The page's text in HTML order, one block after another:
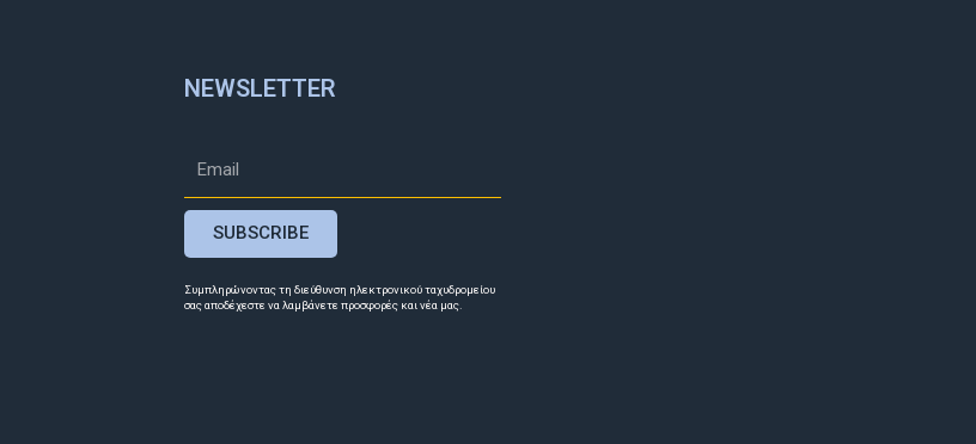
NEWSLETTER
SUBSCRIBE
Συμπληρώνοντας τη διεύθυνση ηλεκτρονικού ταχυδρομείου
σας αποδέχεστε να λαμβάνετε προσφορές και νέα μας.